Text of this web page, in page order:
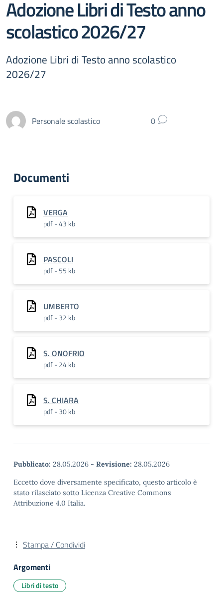
Adozione Libri di Testo anno
scolastico 2026/27
Adozione Libri di Testo anno scolastico
2026/27
Personale scolastico 0
Documenti
VERGA
pdf - 43 kb
PASCOLI
pdf - 55 kb
UMBERTO
pdf - 32 kb
S. ONOFRIO
pdf - 24 kb
S. CHIARA
pdf - 30 kb
Pubblicato: 28.05.2026 - Revisione: 28.05.2026
Eccetto dove diversamente specificato, questo articolo è
stato rilasciato sotto Licenza Creative Commons
Attribuzione 4.0 Italia.
Stampa / Condividi
Argomenti
Libri di testo